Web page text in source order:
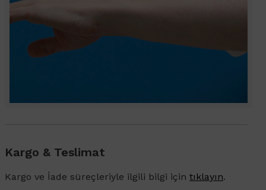
Kargo & Teslimat
Kargo ve İade süreçleriyle ilgili bilgi için tıklayın.